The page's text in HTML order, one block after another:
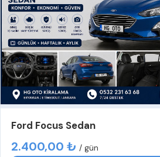
Ford Focus Sedan
2.400,00 ₺ / gün